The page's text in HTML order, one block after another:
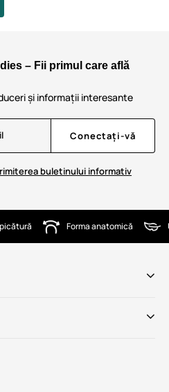
– Fii primul care află
și informații interesante
Conectați-vă
buletinului informativ
Forma anatomică